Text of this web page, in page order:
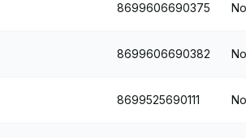
8699606690375
8699606690382
8699525690111